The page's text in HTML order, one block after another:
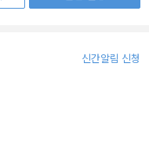
신간알림 신청